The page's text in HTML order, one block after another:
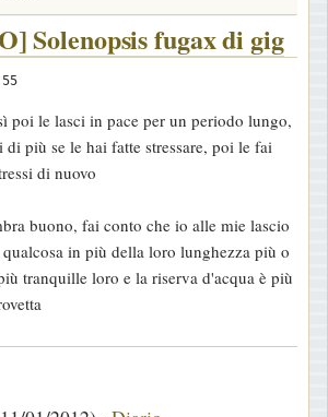
Solenopsis fugax di gig
poi le lasci in pace per un periodo lungo,
di più se le hai fatte stressare, poi le fai
di nuovo
buono, fai conto che io alle mie lascio
in più della loro lunghezza più o
tranquille loro e la riserva d'acqua è più